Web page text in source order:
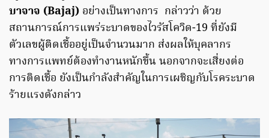
บาจาจ (Bajaj) อย่างเป็นทางการ กล่าวว่า ด้วย
สถานการณ์การแพร่ระบาดของไวรัสโควิด-19 ที่ยังมี
ตัวเลขผู้ติดเชื้ออยู่เป็นจำนวนมาก ส่งผลให้บุคลากร
ทางการแพทย์ต้องทำงานหนักขึ้น นอกจากจะเสี่ยงต่อ
การติดเชื้อ ยังเป็นกำลังสำคัญในการเผชิญกับโรคระบาด
ร้ายแรงดังกล่าว